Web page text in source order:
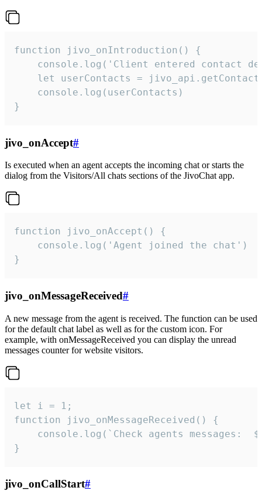
function jivo_onIntroduction() {
console.log('Client entered contact
let userContacts =
    console.log(userContacts)
}
jivo_onAccept#
Is executed when an agent accepts the incoming chat or starts the
dialog from the Visitors/All chats sections of the JivoChat app.
function jivo_onAccept() {
}
jivo_onMessageReceived#
A new message from the agent is received. The function can be used
for the default chat label as well as for the custom icon. For
example, with onMessageReceived you can display the unread
messages counter for website visitors.
let i = 1;
function jivo_onMessageReceived() {
}
jivo_onCallStart#